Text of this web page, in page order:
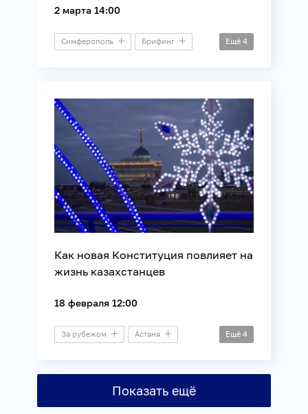
2 марта 14:00
Симферополь Брифинг Ещё 4
Как новая Конституция повлияет на
жизнь казахстанцев
18 февраля 12:00
За рубежом Астана
Внешняя политика
Законотворчество Общество
Ещё 4
Показать ещё